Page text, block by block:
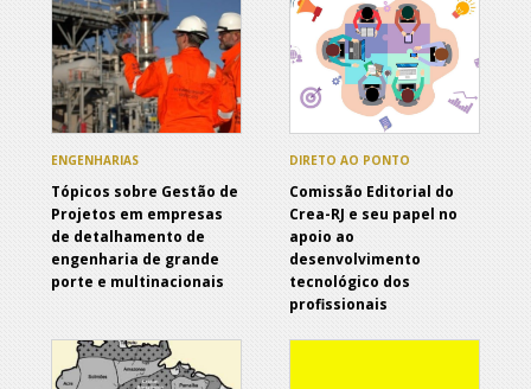
ENGENHARIAS
Tópicos sobre Gestão de
Projetos em empresas
de detalhamento de
engenharia de grande
porte e multinacionais
DIRETO AO PONTO
Comissão Editorial do
Crea-RJ e seu papel no
apoio ao
desenvolvimento
tecnológico dos
profissionais